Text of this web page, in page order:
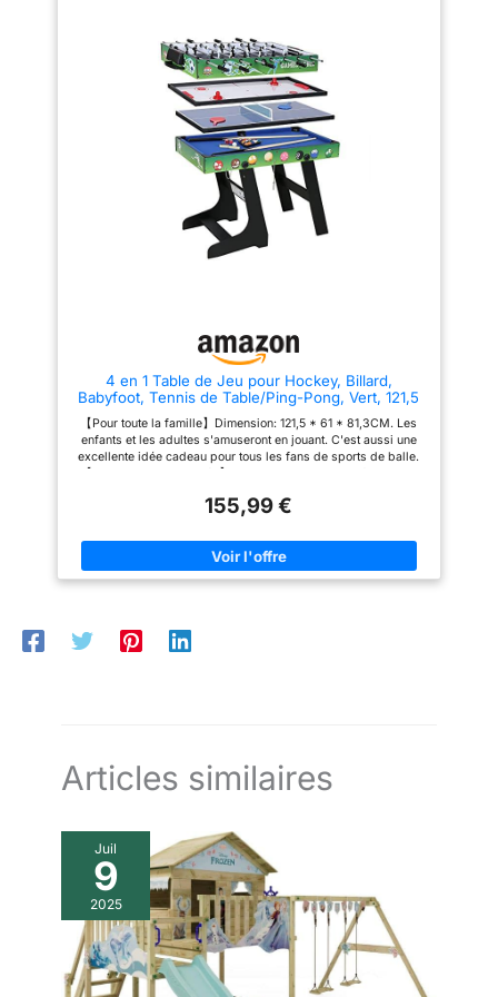
Poids net : 46kg - Poids
brut : 52kg
36'' (92cm), 1 set billes de
billard, 2 craies, 1 triangle, Ping
Pong : 3 balles de ping pong, 1
filet de ping pong, 2 raquettes
de ping pong, Hockey : 2
palets(ø 5 cm), 2 poussoirs (ø
6,8 cm) Matière : panneau de
fibres à densité moyenne,
barres télescopiques en acier
chromé, poignées du babyfoot
en PVC noir Dimensions
horizontales : L135,2 x l71 (110
avec poignées) x H87cm -
Dimensions verticales : L110 x
4 en 1 Table de Jeu pour Hockey, Billard,
Babyfoot, Tennis de Table/Ping-Pong, Vert, 121,5
* 61 * 81,3CM
【Pour toute la famille】Dimension: 121,5 * 61 * 81,3CM. Les
enfants et les adultes s'amuseront en jouant. C'est aussi une
excellente idée cadeau pour tous les fans de sports de balle.
(Remarque: la table de hockey n'est pas du hockey à air
qualité et en fer noir pour un plaisir durable. Construite avec un
panneau de fibres de densité moyenne, la table multi-jeux est
robuste et stable, idéale pour un usage domestique. 【Facile à
jeux. 【Facile à assembler】Opération facile, il suffit
155,99 €
Articles similaires
Juil
9
2025